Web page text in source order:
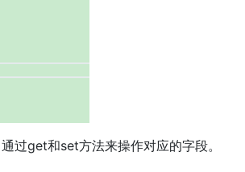
过get和set方法来操作对应的字段。